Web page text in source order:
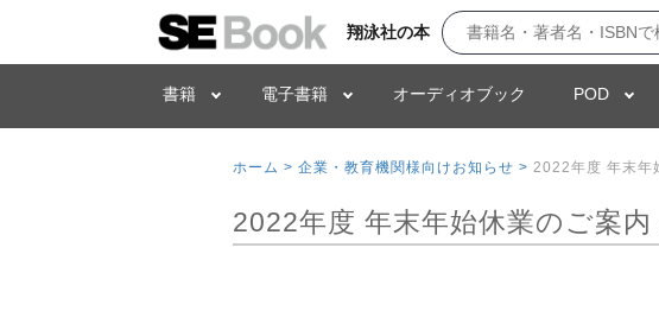
翔泳社の本
書籍 電子書籍 オーディオブック POD
ホーム > 企業・教育機関様向けお知らせ > 2022年度 年末年
2022年度 年末年始休業のご案内